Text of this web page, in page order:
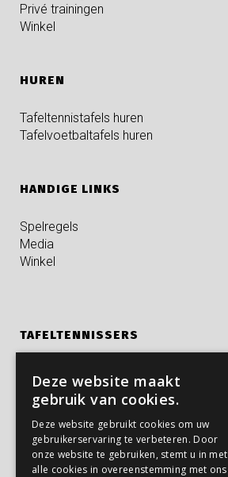
Privé trainingen
Winkel
HUREN
Tafeltennistafels huren
Tafelvoetbaltafels huren
HANDIGE LINKS
Spelregels
Media
Winkel
TAFELTENNISSERS
Kampen
Privé trainingen
Verjaardagsfeestjes
PARTICULIEREN
Deze website maakt
gebruik van cookies.
Deze website gebruikt cookies om uw
gebruikerservaring te verbeteren. Door
onze website te gebruiken, stemt u in met
alle cookies in overeenstemming met ons